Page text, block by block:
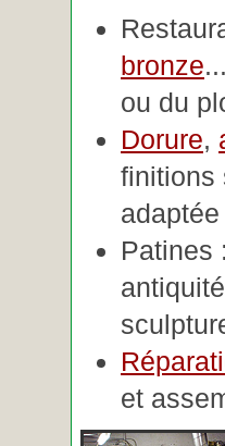
bronze
ou du
Dorure,
finitions
Patines
et